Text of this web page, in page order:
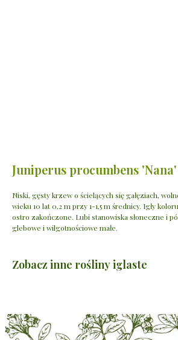
Juniperus procumbens 'Nana'
Niski, gęsty krzew o ścielących się gałęziach,
wieku 10 lat 0,2 m przy 1-1,5 m średnicy. Igły
ostro zakończone. Lubi stanowiska słoneczne i
glebowe i wilgotnościowe małe.
Zobacz inne rośliny iglaste